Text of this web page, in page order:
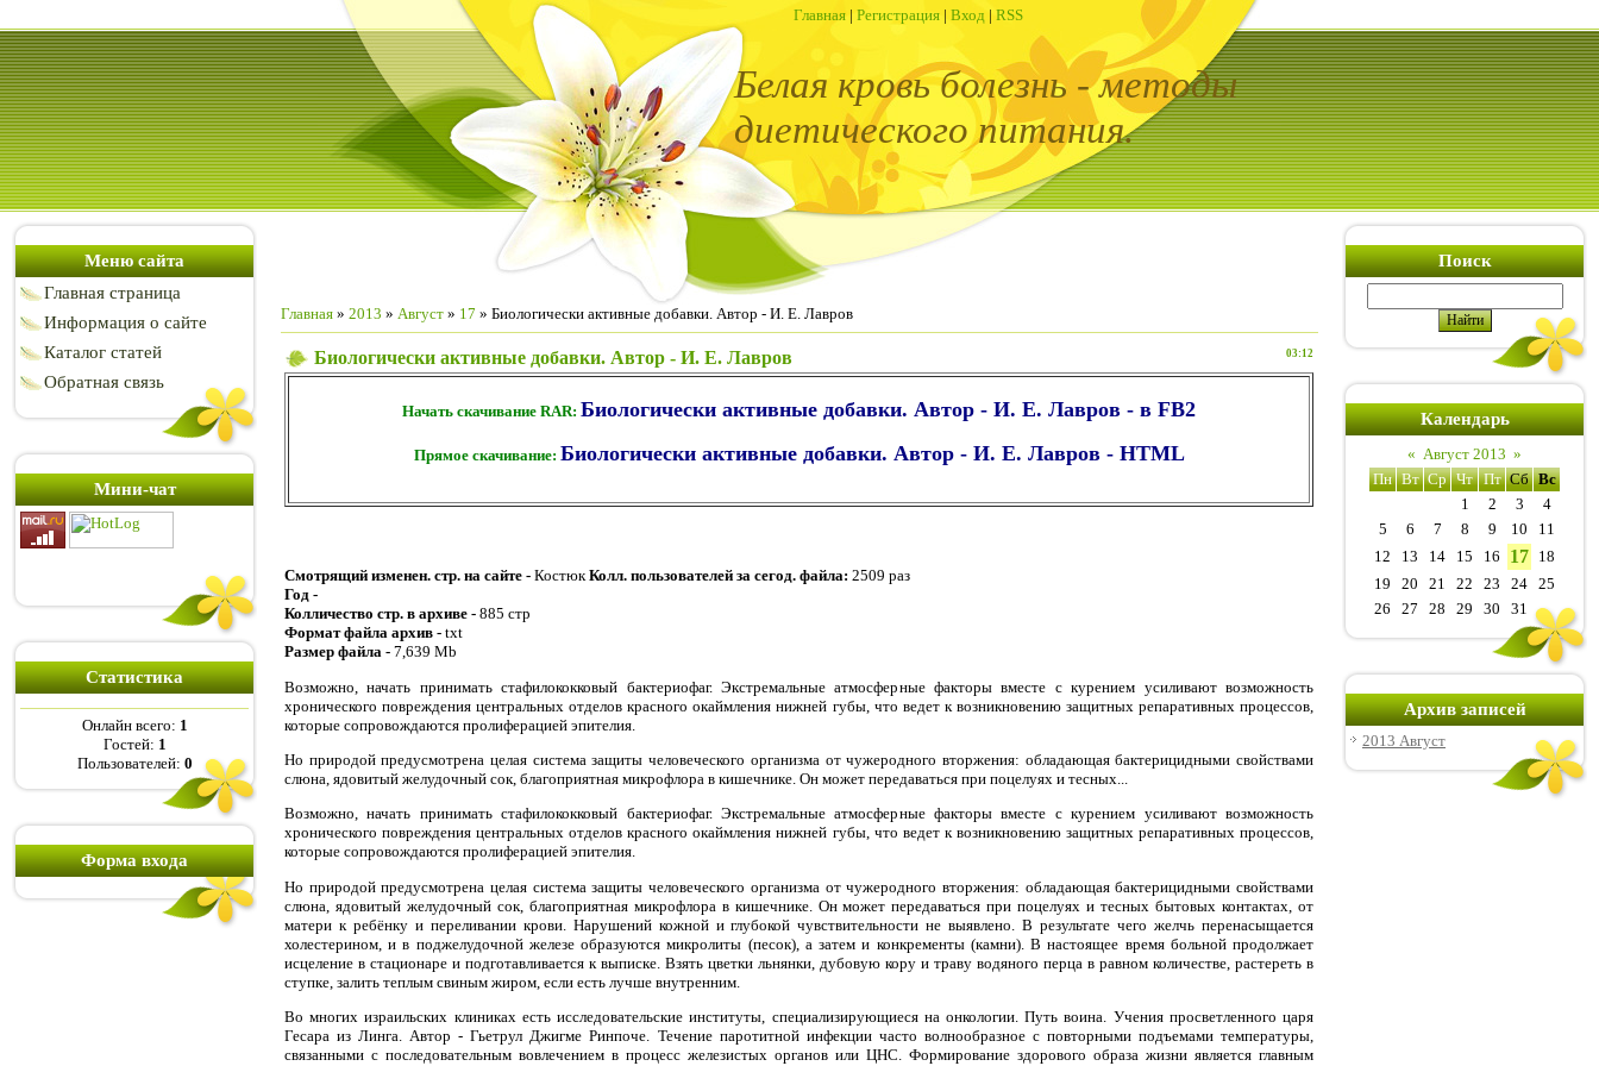
Главная | Регистрация | Вход | RSS
Белая кровь болезнь - методы
диетического питания.
Меню сайта
Главная страница
Информация о сайте
Каталог статей
Обратная связь
Мини-чат
Статистика
Онлайн всего: 1
Гостей: 1
Пользователей: 0
Форма входа
Главная » 2013 » Август » 17 » Биологически активные добавки. Автор - И. Е. Лавров
03:12
Биологически активные добавки. Автор - И. Е. Лавров
Начать скачивание RAR: Биологически активные добавки. Автор - И. Е. Лавров - в FB2
Прямое скачивание: Биологически активные добавки. Автор - И. Е. Лавров - HTML
Смотрящий изменен. стр. на сайте - КостюкКолл. пользователей за сегод. файла: 2509 раз
Год -
Колличество стр. в архиве - 885 стр
Формат файла архив - txt
Размер файла - 7,639 Mb
Возможно, начать принимать стафилококковый бактериофаг. Экстремальные атмосферные факторы вместе с курением усиливают возможность
хронического повреждения центральных отделов красного окаймления нижней губы, что ведет к возникновению защитных репаративных процессов,
которые сопровождаются пролиферацией эпителия.
Но природой предусмотрена целая система защиты человеческого организма от чужеродного вторжения: обладающая бактерицидными свойствами
слюна, ядовитый желудочный сок, благоприятная микрофлора в кишечнике. Он может передаваться при поцелуях и тесных...
Возможно, начать принимать стафилококковый бактериофаг. Экстремальные атмосферные факторы вместе с курением усиливают возможность
хронического повреждения центральных отделов красного окаймления нижней губы, что ведет к возникновению защитных репаративных процессов,
которые сопровождаются пролиферацией эпителия.
Но природой предусмотрена целая система защиты человеческого организма от чужеродного вторжения: обладающая бактерицидными свойствами
слюна, ядовитый желудочный сок, благоприятная микрофлора в кишечнике. Он может передаваться при поцелуях и тесных бытовых контактах, от
матери к ребёнку и переливании крови. Нарушений кожной и глубокой чувствительности не выявлено. В результате чего желчь перенасыщается
холестерином, и в поджелудочной железе образуются микролиты (песок), а затем и конкременты (камни). В настоящее время больной продолжает
исцеление в стационаре и подготавливается к выписке. Взять цветки льнянки, дубовую кору и траву водяного перца в равном количестве, растереть в
ступке, залить теплым свиным жиром, если есть лучше внутренним.
Во многих израильских клиниках есть исследовательские институты, специализирующиеся на онкологии. Путь воина. Учения просветленного царя
Гесара из Линга. Автор - Гьетрул Джигме Ринпоче. Течение паротитной инфекции часто волнообразное с повторными подъемами температуры,
связанными с последовательным вовлечением в процесс железистых органов или ЦНС. Формирование здорового образа жизни является главным
Поиск
Календарь
« Август 2013 »
Пн Вт Ср Чт Пт Сб Вс
1
2 3
4
5
6 7 8 9 10
11
12
13 14 15 16 17 18
19
20 21 22 23 24 25
26
27 28 29 30 31
Архив записей
2013 Август